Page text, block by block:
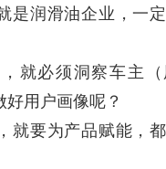
是润滑油企业，一
就必须洞察车主
用户画像呢？
就要为产品赋能，